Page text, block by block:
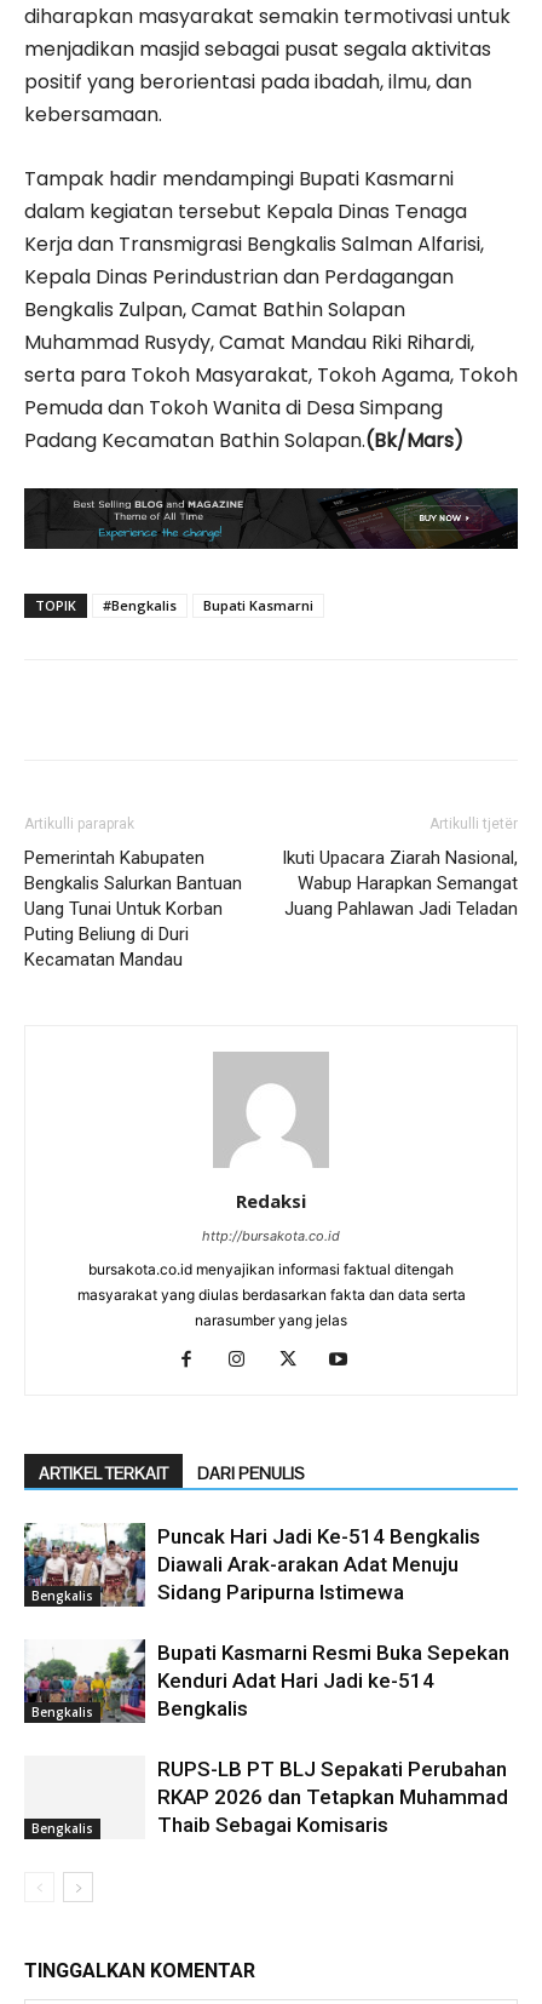
diharapkan masyarakat semakin termotivasi untuk
menjadikan masjid sebagai pusat segala aktivitas
positif yang berorientasi pada ibadah, ilmu, dan
kebersamaan.
Tampak hadir mendampingi Bupati Kasmarni
dalam kegiatan tersebut Kepala Dinas Tenaga
Kerja dan Transmigrasi Bengkalis Salman Alfarisi,
Kepala Dinas Perindustrian dan Perdagangan
Bengkalis Zulpan, Camat Bathin Solapan
Muhammad Rusydy, Camat Mandau Riki Rihardi,
serta para Tokoh Masyarakat, Tokoh Agama, Tokoh
Pemuda dan Tokoh Wanita di Desa Simpang
Padang Kecamatan Bathin Solapan.(Bk/Mars)
TOPIK #Bengkalis Bupati Kasmarni
Artikulli paraprak
Pemerintah Kabupaten
Bengkalis Salurkan Bantuan
Uang Tunai Untuk Korban
Puting Beliung di Duri
Kecamatan Mandau
Artikulli tjetër
Ikuti Upacara Ziarah Nasional,
Wabup Harapkan Semangat
Juang Pahlawan Jadi Teladan
Redaksi
http://bursakota.co.id
bursakota.co.id menyajikan informasi faktual ditengah
masyarakat yang diulas berdasarkan fakta dan data serta
narasumber yang jelas
ARTIKEL TERKAIT DARI PENULIS
Bengkalis
Puncak Hari Jadi Ke-514 Bengkalis
Diawali Arak-arakan Adat Menuju
Sidang Paripurna Istimewa
Bengkalis
Bupati Kasmarni Resmi Buka Sepekan
Kenduri Adat Hari Jadi ke-514
Bengkalis
Bengkalis
RUPS-LB PT BLJ Sepakati Perubahan
RKAP 2026 dan Tetapkan Muhammad
Thaib Sebagai Komisaris
TINGGALKAN KOMENTAR